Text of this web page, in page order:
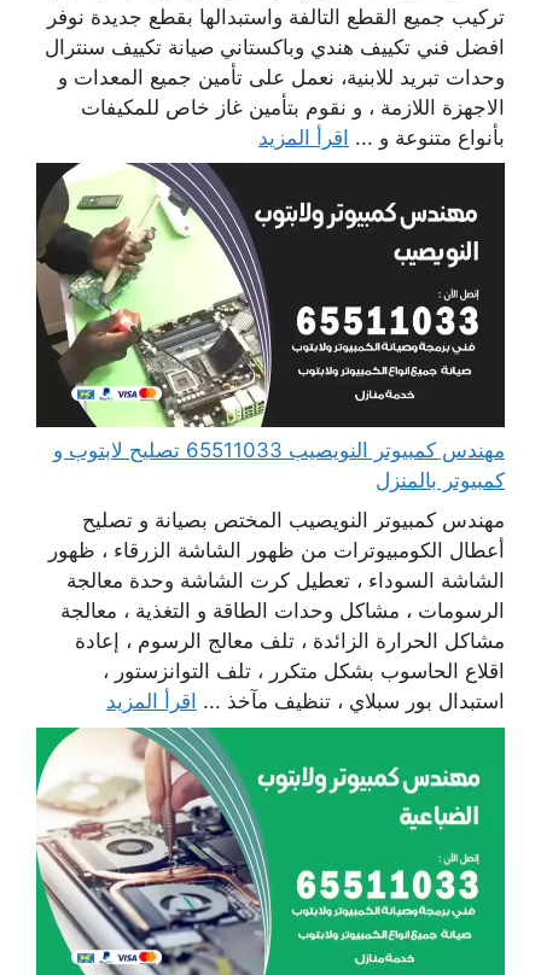
تركيب جميع القطع التالفة واستبدالها بقطع جديدة نوفر
افضل فني تكييف هندي وباكستاني صيانة تكييف سنترال
وحدات تبريد للابنية، نعمل على تأمين جميع المعدات و
الاجهزة اللازمة ، و نقوم بتأمين غاز خاص للمكيفات
بأنواع متنوعة و ... اقرأ المزيد
مهندس كمبيوتر النويصيب 65511033 تصليح لابتوب و
كمبيوتر بالمنزل
مهندس كمبيوتر النويصيب المختص بصيانة و تصليح
أعطال الكومبيوترات من ظهور الشاشة الزرقاء ، ظهور
الشاشة السوداء ، تعطيل كرت الشاشة وحدة معالجة
الرسومات ، مشاكل وحدات الطاقة و التغذية ، معالجة
مشاكل الحرارة الزائدة ، تلف معالج الرسوم ، إعادة
اقلاع الحاسوب بشكل متكرر ، تلف التوانزستور ،
استبدال بور سبلاي ، تنظيف مآخذ ... اقرأ المزيد